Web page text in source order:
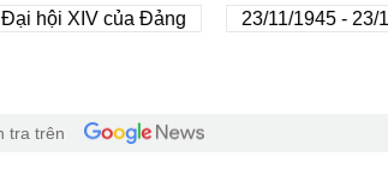
của Đảng 23/11/1945 - 23/11/2025
tra trên